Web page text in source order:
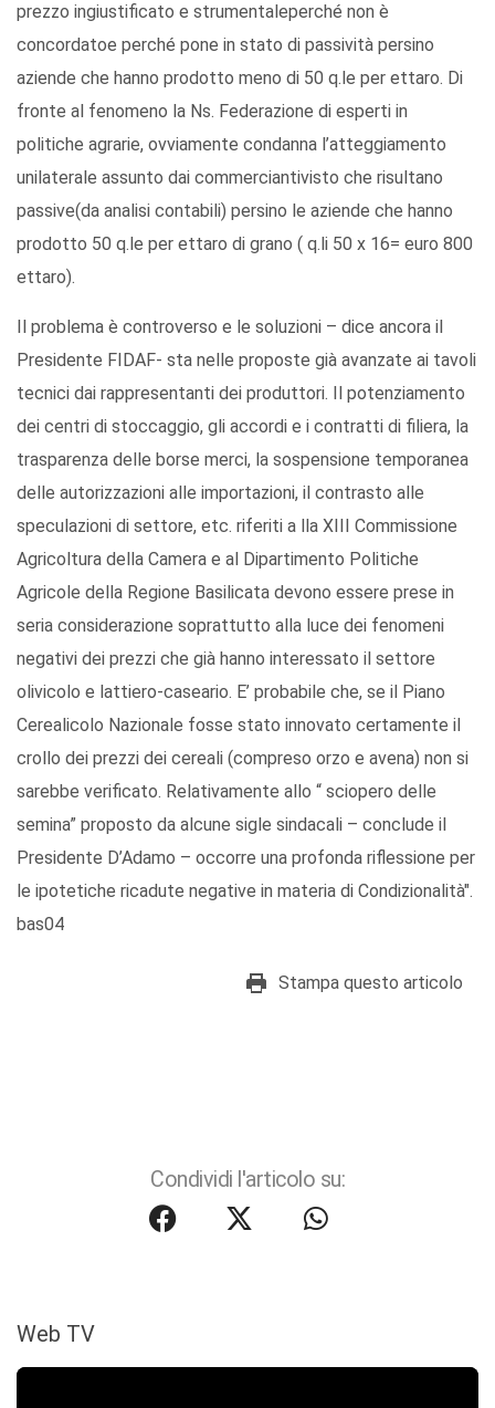
prezzo ingiustificato e strumentaleperché non è
concordatoe perché pone in stato di passività persino
aziende che hanno prodotto meno di 50 q.le per ettaro. Di
fronte al fenomeno la Ns. Federazione di esperti in
politiche agrarie, ovviamente condanna l’atteggiamento
unilaterale assunto dai commerciantivisto che risultano
passive(da analisi contabili) persino le aziende che hanno
prodotto 50 q.le per ettaro di grano ( q.li 50 x 16= euro 800
ettaro).
Il problema è controverso e le soluzioni – dice ancora il
Presidente FIDAF- sta nelle proposte già avanzate ai tavoli
tecnici dai rappresentanti dei produttori. Il potenziamento
dei centri di stoccaggio, gli accordi e i contratti di filiera, la
trasparenza delle borse merci, la sospensione temporanea
delle autorizzazioni alle importazioni, il contrasto alle
speculazioni di settore, etc. riferiti a lla XIII Commissione
Agricoltura della Camera e al Dipartimento Politiche
Agricole della Regione Basilicata devono essere prese in
seria considerazione soprattutto alla luce dei fenomeni
negativi dei prezzi che già hanno interessato il settore
olivicolo e lattiero-caseario. E’ probabile che, se il Piano
Cerealicolo Nazionale fosse stato innovato certamente il
crollo dei prezzi dei cereali (compreso orzo e avena) non si
sarebbe verificato. Relativamente allo “ sciopero delle
semina” proposto da alcune sigle sindacali – conclude il
Presidente D’Adamo – occorre una profonda riflessione per
le ipotetiche ricadute negative in materia di Condizionalità".
bas04
Stampa questo articolo
Condividi l'articolo su:
Web TV